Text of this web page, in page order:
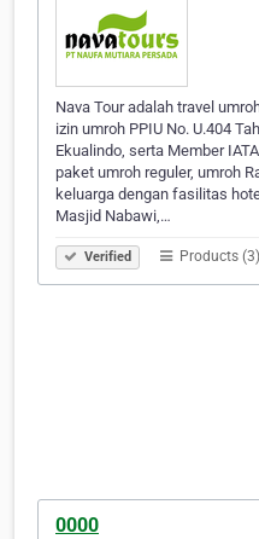
Nava Tour adalah travel
izin umroh PPIU No. U.404
Ekualindo, serta Member
paket umroh reguler, umroh
keluarga dengan fasilitas
Masjid Nabawi,…
Verified Products (3)
0000